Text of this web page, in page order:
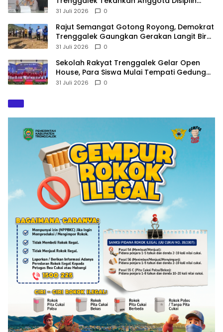
Hindari Pelanggaran
31 Juli 2026 0
​Rajut Semangat Gotong Royong, Demokrat
Trenggalek Gaungkan Gerakan Langit Biru
di Pantai Konang
31 Juli 2026 0
Sekolah Rakyat Trenggalek Gelar Open
House, Para Siswa Mulai Tempati Gedung
Baru
31 Juli 2026 0